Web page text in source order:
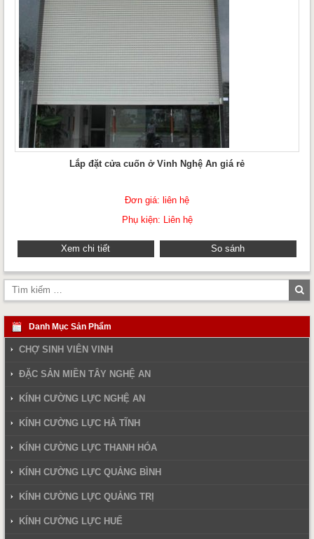
Lắp đặt cửa cuốn ở Vinh Nghệ An giá rẻ
Đơn giá: liên hệ
Phụ kiện: Liên hệ
Xem chi tiết So sánh
Danh Mục Sản Phẩm
CHỢ SINH VIÊN VINH
ĐẶC SẢN MIỀN TÂY NGHỆ AN
KÍNH CƯỜNG LỰC NGHỆ AN
KÍNH CƯỜNG LỰC HÀ TĨNH
KÍNH CƯỜNG LỰC THANH HÓA
KÍNH CƯỜNG LỰC QUẢNG BÌNH
KÍNH CƯỜNG LỰC QUẢNG TRỊ
KÍNH CƯỜNG LỰC HUẾ